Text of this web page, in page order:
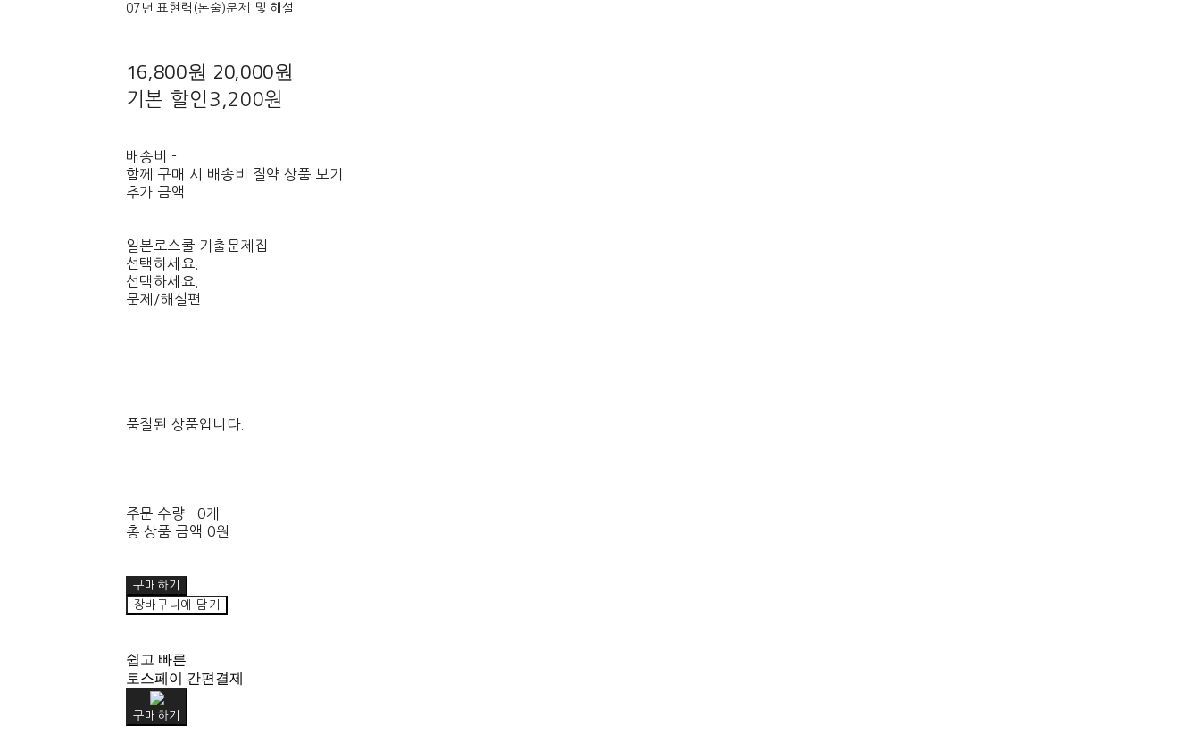
07년 표현력(논술)문제 및 해설
16,800원 20,000원
기본 할인 3,200원
배송비 -
함께 구매 시 배송비 절약 상품 보기
추가 금액
일본로스쿨 기출문제집
선택하세요.
선택하세요.
문제/해설편
품절된 상품입니다.
주문 수량
0개
총 상품 금액 0원
구매하기
장바구니에 담기
쉽고 빠른
토스페이 간편결제
구매하기